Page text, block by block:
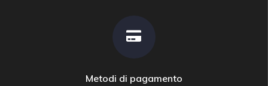
Metodi di pagamento